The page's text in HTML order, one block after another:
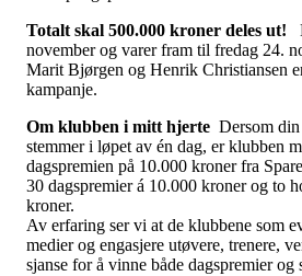
Totalt skal 500.000 kroner deles ut!
november og varer fram til fredag 24.
Marit Bjørgen og Henrik Christiansen
kampanje.
Om klubben i mitt hjerte Dersom
stemmer i løpet av én dag, er klubben
dagspremien på 10.000 kroner fra
30 dagspremier á 10.000 kroner og to
kroner.
Av erfaring ser vi at de klubbene som
medier og engasjere utøvere, trenere,
sjanse for å vinne både dagspremier og